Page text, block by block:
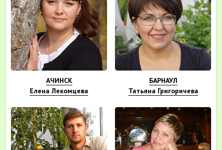
АЧИНСК
Елена Лекомцева
БАРНАУЛ
Татьяна Григоричева